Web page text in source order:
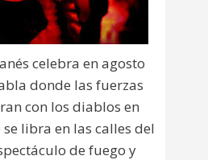
celebra en agosto
donde las fuerzas
con los diablos en
libra en las calles del
de fuego y